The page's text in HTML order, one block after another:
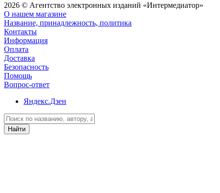
2026 © Агентство электронных изданий «Интермедиатор»
О нашем магазине
Название, принадлежность, политика
Контакты
Информация
Оплата
Доставка
Безопасность
Помощь
Вопрос-ответ
Яндекс.Дзен
Найти